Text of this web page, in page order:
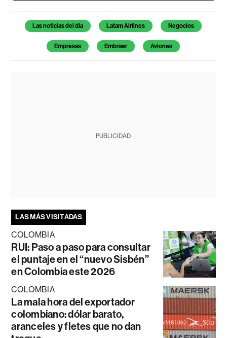
Temas de este artículo
Las noticias del día Latam Airlines Negocios
Empresas Embraer Aviones
PUBLICIDAD
LAS MÁS VISITADAS
COLOMBIA
RUI: Paso a paso para consultar
el puntaje en el “nuevo Sisbén”
en Colombia este 2026
COLOMBIA
La mala hora del exportador
colombiano: dólar barato,
aranceles y fletes que no dan